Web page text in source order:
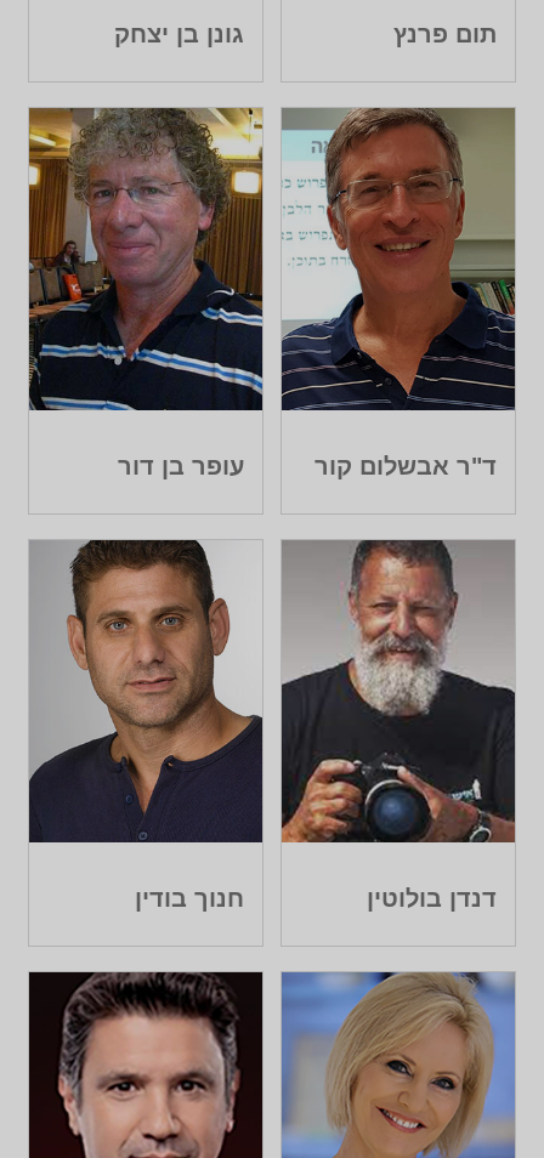
תום פרנץ גונן בן יצחק
ד"ר אבשלום קור עופר בן דור
דנדן בולוטין חנוך בודין